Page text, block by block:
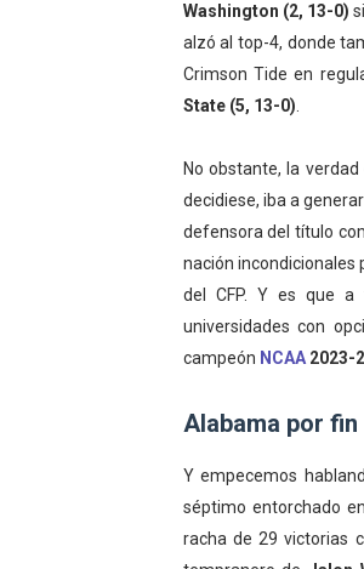
Washington (2, 13-0)
alzó al top-4, donde
Crimson Tide en
State (5, 13-0)
No obstante, la
decidiese, iba a
defensora del título
nación
del CFP. Y es que
universidades con
campeón NCAA2023-
Alabama por
Y empecemos
séptimo entorchado
racha de 29 victorias